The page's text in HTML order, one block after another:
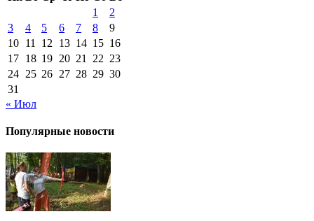
1
2
3
4 5 6 7 8
9
10 11 12 13 14 15 16
17 18 19 20 21 22 23
24 25 26 27 28 29 30
31
« Июл
Популярные новости